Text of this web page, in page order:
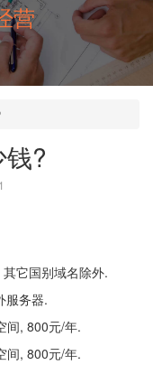
营
?
它国别域名除外.
服务器.
间, 800元/年.
间, 800元/年.